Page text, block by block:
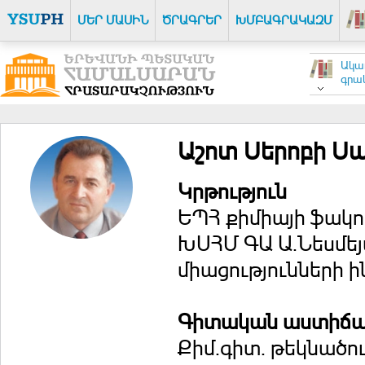
ՄԵՐ ՄԱՍԻՆ ԾՐԱԳՐԵՐ ԽՄԲԱԳՐԱԿԱԶՄ
Աշոտ Սերոբի
Կրթություն
ԵՊՀ քիմիայի
ԽՍՀՄ ԳԱ
Գիտական
Քիմ.գիտ.